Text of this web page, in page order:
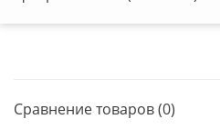
Сравнение товаров (0)